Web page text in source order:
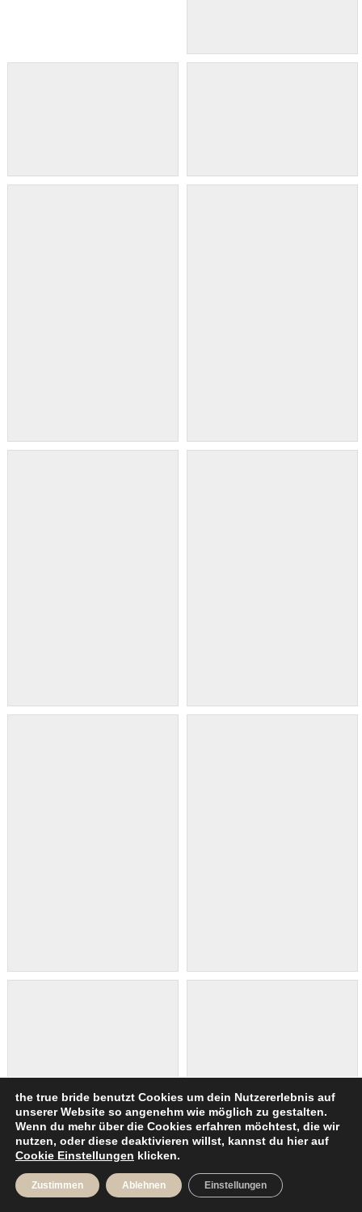
the true bride benutzt Cookies um dein Nutzererlebnis auf
unserer Website so angenehm wie möglich zu gestalten.
Wenn du mehr über die Cookies erfahren möchtest, die wir
nutzen, oder diese deaktivieren willst, kannst du hier auf
Cookie Einstellungen klicken.
Zustimmen Ablehnen Einstellungen